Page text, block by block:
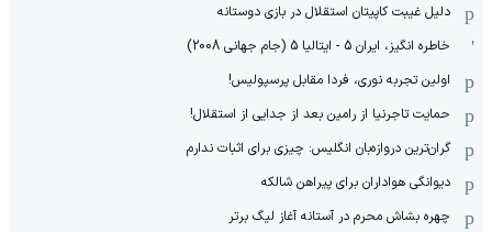
دلیل غیبت کاپیتان استقلال در بازی دوستانه
خاطره انگیز، ایران 5 - ایتالیا 5 (جام جهانی 2008)
اولین تجربه نوری، فردا مقابل پرسپولیس!
حمایت تاجرنیا از رامین بعد از جدایی از استقلال!
گران‌ترین دروازه‌بان انگلیس: چیزی برای اثبات ندارم
دیوانگی هواداران برای پیراهن شالکه
چهره بشاش محرم در آستانه آغاز لیگ برتر